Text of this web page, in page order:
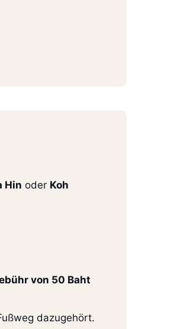
Hin oder Koh
von 50 Baht
dazugehört.